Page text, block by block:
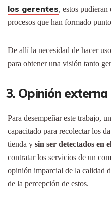
los gerentes, estos
procesos que han formado
De allí la necesidad de hacer
para obtener una visión tanto
3. Opinión
Para desempeñar este trabajo,
capacitado para recolectar los
tienda y sin ser detectados en
contratar los servicios de un
opinión imparcial de la calidad
de la percepción de estos.